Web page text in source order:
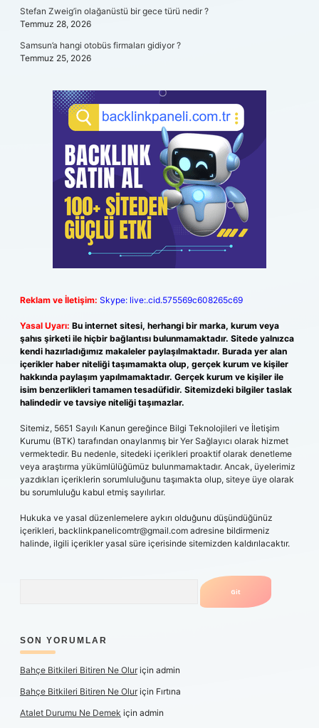
Stefan Zweig’in olağanüstü bir gece türü nedir ?
Temmuz 28, 2026
Samsun’a hangi otobüs firmaları gidiyor ?
Temmuz 25, 2026
Reklam ve İletişim: Skype: live:.cid.575569c608265c69
Yasal Uyarı: Bu internet sitesi, herhangi bir marka, kurum veya
şahıs şirketi ile hiçbir bağlantısı bulunmamaktadır. Sitede yalnızca
kendi hazırladığımız makaleler paylaşılmaktadır. Burada yer alan
içerikler haber niteliği taşımamakta olup, gerçek kurum ve kişiler
hakkında paylaşım yapılmamaktadır. Gerçek kurum ve kişiler ile
isim benzerlikleri tamamen tesadüfidir. Sitemizdeki bilgiler taslak
halindedir ve tavsiye niteliği taşımazlar.
Sitemiz, 5651 Sayılı Kanun gereğince Bilgi Teknolojileri ve İletişim
Kurumu (BTK) tarafından onaylanmış bir Yer Sağlayıcı olarak hizmet
vermektedir. Bu nedenle, sitedeki içerikleri proaktif olarak denetleme
veya araştırma yükümlülüğümüz bulunmamaktadır. Ancak, üyelerimiz
yazdıkları içeriklerin sorumluluğunu taşımakta olup, siteye üye olarak
bu sorumluluğu kabul etmiş sayılırlar.
Hukuka ve yasal düzenlemelere aykırı olduğunu düşündüğünüz
içerikleri, backlinkpanelicomtr@gmail.com adresine bildirmeniz
halinde, ilgili içerikler yasal süre içerisinde sitemizden kaldırılacaktır.
SON YORUMLAR
Bahçe Bitkileri Bitiren Ne Oluriçin admin
Bahçe Bitkileri Bitiren Ne Oluriçin Fırtına
Atalet Durumu Ne Demek için admin